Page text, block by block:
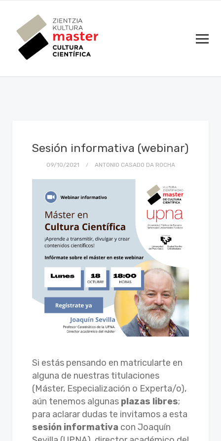
Sesión informativa (webinar)
09/10/2021 ANTONIO CASADO DA ROCHA
Si estás pensando en matricularte en
alguna de nuestras titulaciones
(Máster, Especialización o Experta/o),
aún tenemos algunas plazas libres;
para aclarar dudas te invitamos a esta
sesión informativa con Joaquín